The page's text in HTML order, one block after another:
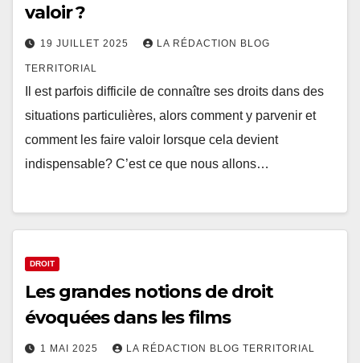
valoir ?
19 JUILLET 2025 LA RÉDACTION BLOG
TERRITORIAL
Il est parfois difficile de connaître ses droits dans des
situations particulières, alors comment y parvenir et
comment les faire valoir lorsque cela devient
indispensable? C’est ce que nous allons…
DROIT
Les grandes notions de droit
évoquées dans les films
1 MAI 2025 LA RÉDACTION BLOG TERRITORIAL